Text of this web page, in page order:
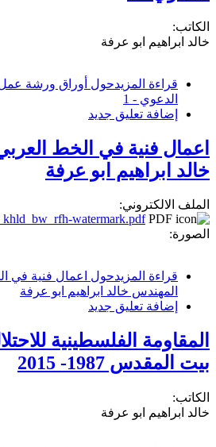
الكاتب:
خالد ابراهيم ابو عرفة
قراءة المزيدحول أوراق ورشة
الدعوي - 1
إضافة تعليق جديد
اعمال فنية في الخط
خالد ابراهيم ابو عرفة
الملف الالكتروني:
watermark.pdf
الصورة:
قراءة المزيدحول اعمال فنية في
المهندس خالد ابراهيم ابو عرفة
إضافة تعليق جديد
المقاومة الفلسطينية
بيت المقدس 1987- 2015
الكاتب:
خالد ابراهيم ابو عرفة